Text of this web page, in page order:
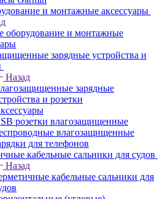
и монтажные аксессуары
оборудование и монтажные
зарядные устройства и
Назад
зарядные
и розетки
розетки влагозащищенные
влагозащищенные
для телефонов
кабельные сальники для судов
Назад
кабельные сальники для